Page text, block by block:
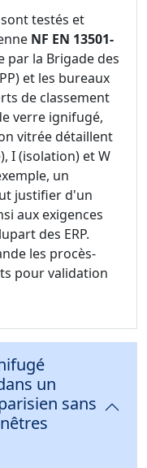
testés et
NF EN 13501-
par la Brigade des
et les bureaux
de classement
verre ignifugé,
vitrée détaillent
I (isolation) et W
un
justifier d'un
aux exigences
des ERP.
les procès-
pour validation
un
sans